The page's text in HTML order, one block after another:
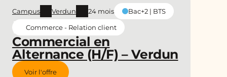
Commercial en
Alternance (H/F) – Verdun
Campus Verdun 24 mois
Bac+2 | BTS
Commerce - Relation client
Voir l'offre